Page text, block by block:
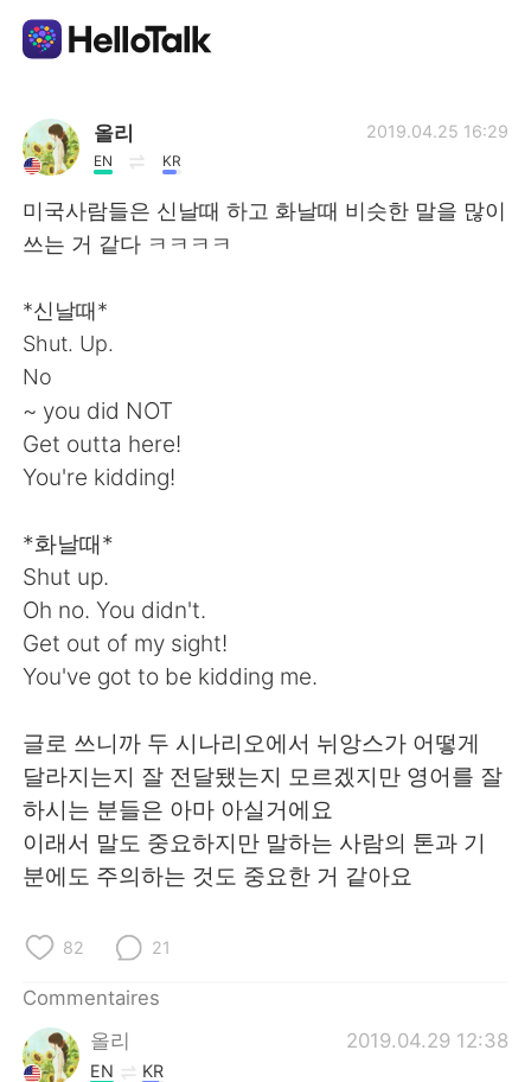
Appli d'échange linguistique
AI Grammar Checker
Français
English
繁體中文
العربية
日本語
Русский
Indonesia Italiano
Português
올리
EN KR
2019.04.25 16:29
미국사람들은 신날때 하고 화날때 비슷한 말을 많이
쓰는 거 같다 ㅋㅋㅋㅋ
*신날때*
Shut. Up.
No
~ you did NOT
Get outta here!
You're kidding!
*화날때*
Shut up.
Oh no. You didn't.
Get out of my sight!
You've got to be kidding me.
글로 쓰니까 두 시나리오에서 뉘앙스가 어떻게
달라지는지 잘 전달됐는지 모르겠지만 영어를 잘
하시는 분들은 아마 아실거에요
이래서 말도 중요하지만 말하는 사람의 톤과 기
분에도 주의하는 것도 중요한 거 같아요
82 21
Commentaires
올리
2019.04.29 12:38
EN KR